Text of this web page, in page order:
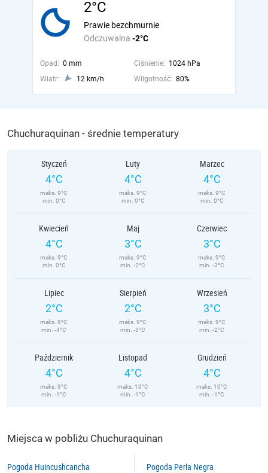
2°C
Odczuwalna -2°C
Prawie bezchmurnie
Opad: 0 mm Ciśnienie: 1024 hPa
Wiatr:
12 km/h Wilgotność: 80%
Chuchuraquinan - średnie temperatury
Styczeń
4°C
maks. 9°C
min. 0°C
Luty
4°C
maks. 9°C
min. 0°C
Marzec
4°C
maks. 9°C
min. 0°C
Kwiecień
4°C
maks. 9°C
min. 0°C
Maj
3°C
maks. 9°C
min. -2°C
Czerwiec
3°C
maks. 9°C
min. -3°C
Lipiec
2°C
maks. 8°C
min. -4°C
Sierpień
2°C
maks. 9°C
min. -3°C
Wrzesień
3°C
maks. 9°C
min. -2°C
Październik
4°C
maks. 9°C
min. -1°C
Listopad
4°C
maks. 10°C
min. -1°C
Grudzień
4°C
maks. 10°C
min. -1°C
Miejsca w pobliżu Chuchuraquinan
Pogoda Huincushcancha Pogoda Perla Negra